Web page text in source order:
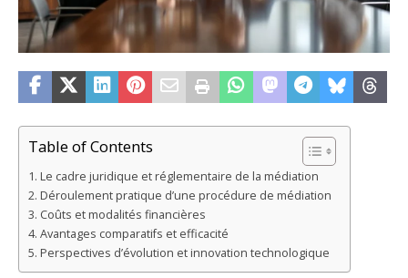
Table of Contents
Le cadre juridique et réglementaire de la médiation
Déroulement pratique d’une procédure de médiation
Coûts et modalités financières
Avantages comparatifs et efficacité
Perspectives d’évolution et innovation technologique